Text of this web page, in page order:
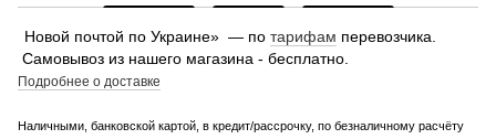
Новой почтой по Украине» — по тарифам перевозчика.
Самовывоз из нашего магазина - бесплатно.
Подробнее о доставке
Наличными, банковской картой, в кредит/рассрочку, по безналичному расчёту